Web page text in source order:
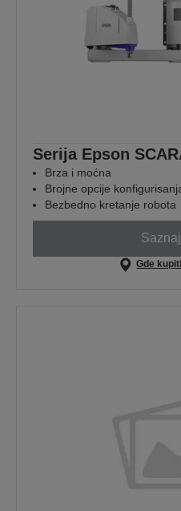
Serija Epson
Brza i moćna
Brojne opcije
Bezbedno kretanje robota
Gde kupiti